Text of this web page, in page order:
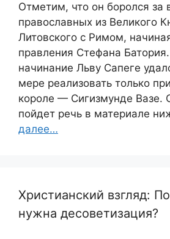
Отметим, что он боролся за
православных из Великого
Литовского с Римом,
правления Стефана
начинание Льву Сапеге
мере реализовать только
короле — Сигизмунде Вазе.
пойдет речь в материале
далее…
Христианский взгляд:
нужна десоветизация?